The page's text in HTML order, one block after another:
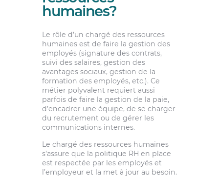
humaines?
Le rôle d’un chargé des ressources
humaines est de faire la gestion des
employés (signature des contrats,
suivi des salaires, gestion des
avantages sociaux, gestion de la
formation des employés, etc.). Ce
métier polyvalent requiert aussi
parfois de faire la gestion de la paie,
d’encadrer une équipe, de se charger
du recrutement ou de gérer les
communications internes.
Le chargé des ressources humaines
s’assure que la politique RH en place
est respectée par les employés et
l’employeur et la met à jour au besoin.